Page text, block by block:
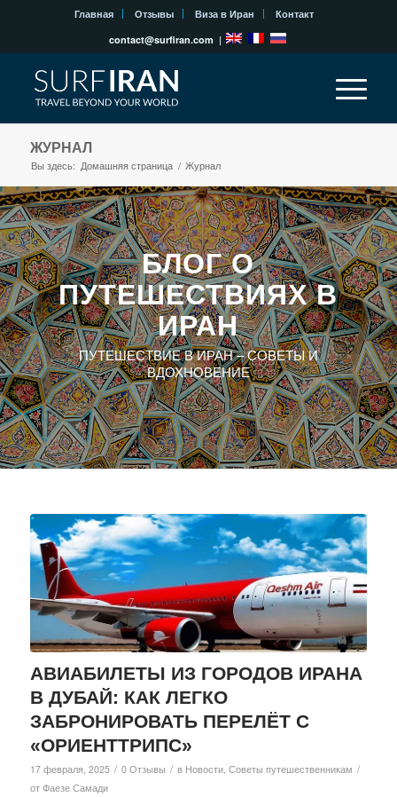
Главная Отзывы Виза в Иран
Контакт
contact@surfiran.com |
ЖУРНАЛ
Вы здесь: Домашняя страница / Журнал
БЛОГ О
ПУТЕШЕСТВИЯХ В
ИРАН
ПУТЕШЕСТВИЕ В ИРАН – СОВЕТЫ И
ВДОХНОВЕНИЕ
АВИАБИЛЕТЫ ИЗ ГОРОДОВ ИРАНА
В ДУБАЙ: КАК ЛЕГКО
ЗАБРОНИРОВАТЬ ПЕРЕЛЁТ С
«ОРИЕНТТРИПС»
17 февраля, 2025 / 0 Отзывы / в Новости, Советы путешественникам /
от Фаезе Самади